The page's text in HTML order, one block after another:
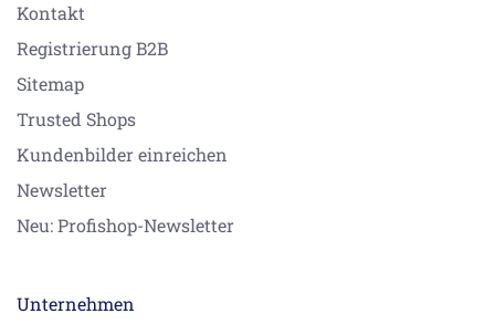
Kontakt
Registrierung B2B
Sitemap
Trusted Shops
Kundenbilder einreichen
Newsletter
Neu: Profishop-Newsletter
Unternehmen